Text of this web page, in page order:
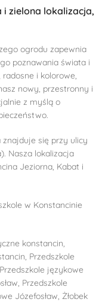
zielona lokalizacja,
ogrodu zapewnia
poznawania świata i
i kolorowe,
nowy, przestronny i
z myślą o
znajduje się przy ulicy
Nasza lokalizacja
Jeziorna, Kabat i
w Konstancinie
konstancin,
Przedszkole
językowe
Przedszkole
Józefosław, Żłobek